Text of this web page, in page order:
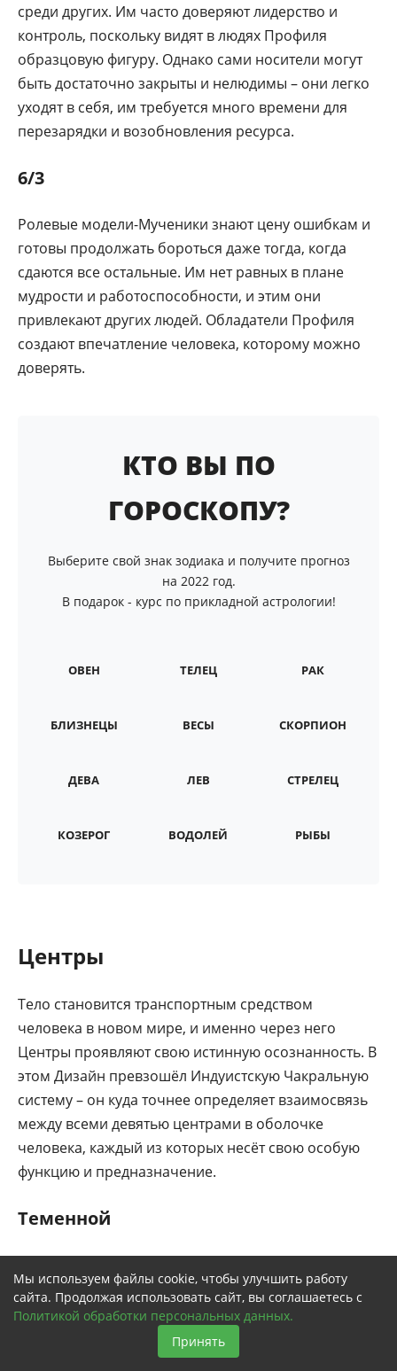
среди других. Им часто доверяют лидерство и
контроль, поскольку видят в людях Профиля
образцовую фигуру. Однако сами носители могут
быть достаточно закрыты и нелюдимы – они легко
уходят в себя, им требуется много времени для
перезарядки и возобновления ресурса.
6/3
Ролевые модели-Мученики знают цену ошибкам и
готовы продолжать бороться даже тогда, когда
сдаются все остальные. Им нет равных в плане
мудрости и работоспособности, и этим они
привлекают других людей. Обладатели Профиля
создают впечатление человека, которому можно
доверять.
КТО ВЫ ПО
ГОРОСКОПУ?
Выберите свой знак зодиака и получите прогноз
на 2022 год.
В подарок - курс по прикладной астрологии!
ОВЕН ТЕЛЕЦ РАК
БЛИЗНЕЦЫ ВЕСЫ СКОРПИОН
ДЕВА ЛЕВ СТРЕЛЕЦ
КОЗЕРОГ ВОДОЛЕЙ РЫБЫ
Центры
Тело становится транспортным средством
человека в новом мире, и именно через него
Центры проявляют свою истинную осознанность. В
этом Дизайн превзошёл Индуистскую Чакральную
систему – он куда точнее определяет взаимосвязь
между всеми девятью центрами в оболочке
человека, каждый из которых несёт свою особую
функцию и предназначение.
Теменной
и отвечает за способности к мышлению и
концептуализации жизни. Здесь заложено всё
топливо человека для решения жизненных загадок
Мы используем файлы cookie, чтобы улучшить работу
сайта. Продолжая использовать сайт, вы соглашаетесь с
Политикой обработки персональных данных.
Принять